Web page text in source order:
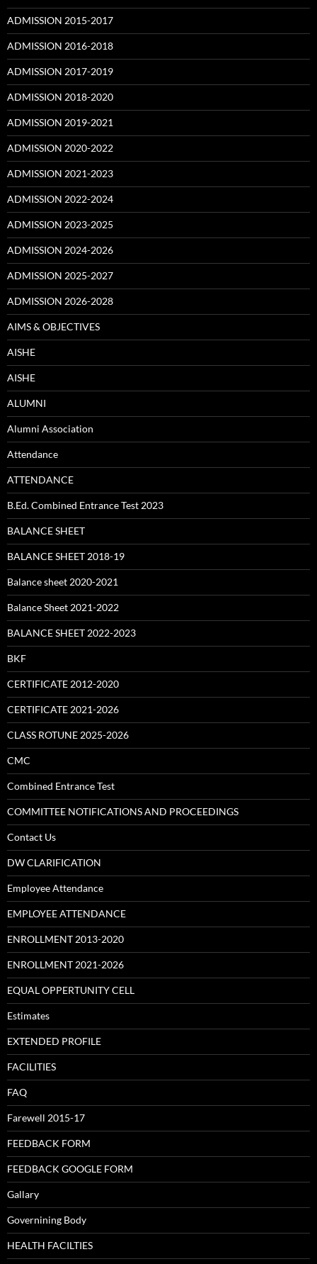
ADMISSION 2015-2017
ADMISSION 2016-2018
ADMISSION 2017-2019
ADMISSION 2018-2020
ADMISSION 2019-2021
ADMISSION 2020-2022
ADMISSION 2021-2023
ADMISSION 2022-2024
ADMISSION 2023-2025
ADMISSION 2024-2026
ADMISSION 2025-2027
ADMISSION 2026-2028
AIMS & OBJECTIVES
AISHE
AISHE
ALUMNI
Alumni Association
Attendance
ATTENDANCE
B.Ed. Combined Entrance Test 2023
BALANCE SHEET
BALANCE SHEET 2018-19
Balance sheet 2020-2021
Balance Sheet 2021-2022
BALANCE SHEET 2022-2023
BKF
CERTIFICATE 2012-2020
CERTIFICATE 2021-2026
CLASS ROTUNE 2025-2026
CMC
Combined Entrance Test
COMMITTEE NOTIFICATIONS AND PROCEEDINGS
Contact Us
DW CLARIFICATION
Employee Attendance
EMPLOYEE ATTENDANCE
ENROLLMENT 2013-2020
ENROLLMENT 2021-2026
EQUAL OPPERTUNITY CELL
Estimates
EXTENDED PROFILE
FACILITIES
FAQ
Farewell 2015-17
FEEDBACK FORM
FEEDBACK GOOGLE FORM
Gallary
Governining Body
HEALTH FACILTIES